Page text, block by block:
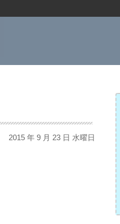
2015 年 9 月 23 日 水曜日